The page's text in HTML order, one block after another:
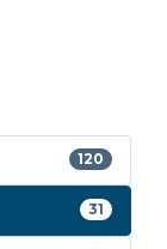
120
31